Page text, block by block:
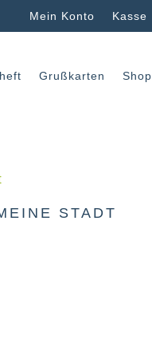
Mein Konto Kasse
Grußkarten Shop
STADT